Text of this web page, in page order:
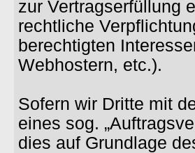
zur Vertragserfüllung
rechtliche
berechtigten
Webhostern, etc.).
Sofern wir Dritte mit
eines sog.
dies auf Grundlage